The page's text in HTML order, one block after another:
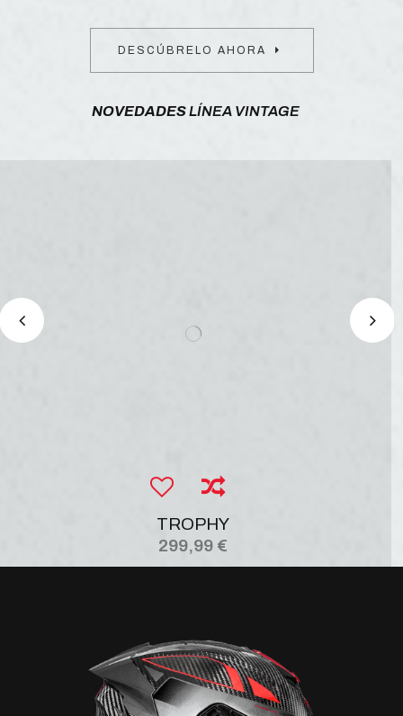
DESCÚBRELO AHORA
NOVEDADESLÍNEA VINTAGE
TROPHY
299,99 €